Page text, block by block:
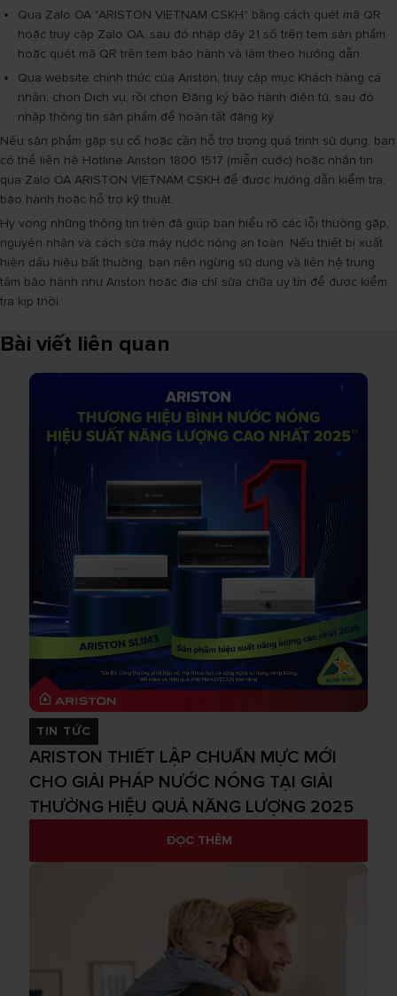
Qua Zalo OA "ARISTON VIETNAM CSKH" bằng cách quét mã QR
hoặc truy cập Zalo OA, sau đó nhập dãy 21 số trên tem sản phẩm
hoặc quét mã QR trên tem bảo hành và làm theo hướng dẫn.
Qua website chính thức của Ariston, truy cập mục Khách hàng cá
nhân, chọn Dịch vụ, rồi chọn Đăng ký bảo hành điện tử, sau đó
nhập thông tin sản phẩm để hoàn tất đăng ký.
Nếu sản phẩm gặp sự cố hoặc cần hỗ trợ trong quá trình sử dụng, bạn
có thể liên hệ Hotline Ariston 1800 1517 (miễn cước) hoặc nhắn tin
qua Zalo OA ARISTON VIETNAM CSKH để được hướng dẫn kiểm tra,
bảo hành hoặc hỗ trợ kỹ thuật.
Hy vọng những thông tin trên đã giúp bạn hiểu rõ các lỗi thường gặp,
nguyên nhân và cách sửa máy nước nóng an toàn. Nếu thiết bị xuất
hiện dấu hiệu bất thường, bạn nên ngừng sử dụng và liên hệ trung
tâm bảo hành như Ariston hoặc địa chỉ sửa chữa uy tín để được kiểm
tra kịp thời.
Bài viết liên quan
TIN TỨC
ARISTON THIẾT LẬP CHUẨN MỰC MỚI
CHO GIẢI PHÁP NƯỚC NÓNG TẠI GIẢI
THƯỞNG HIỆU QUẢ NĂNG LƯỢNG 2025
ĐỌC THÊM